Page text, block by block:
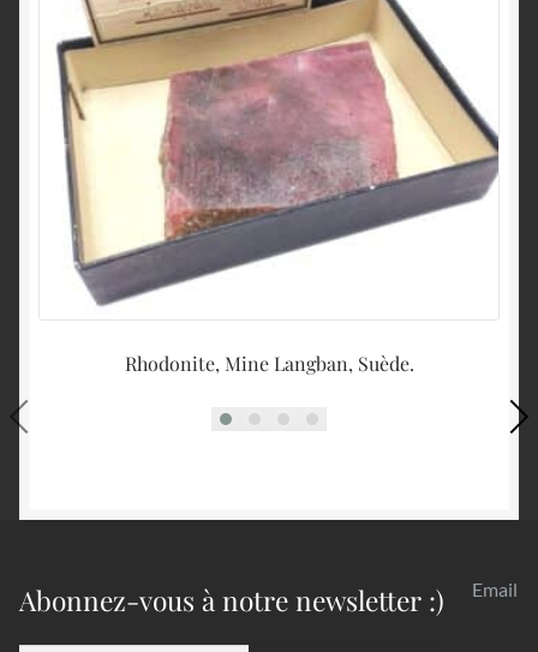
Rhodonite, Mine Langban, Suède.
Abonnez-vous à notre newsletter :) Email